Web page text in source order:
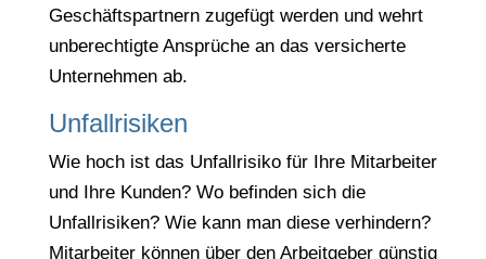
Geschäftspartnern zugefügt werden und wehrt
unberechtigte Ansprüche an das versicherte
Unternehmen ab.
Unfallrisiken
Wie hoch ist das Unfallrisiko für Ihre Mitarbeiter
und Ihre Kunden? Wo befinden sich die
Unfallrisiken? Wie kann man diese verhindern?
Mitarbeiter können über den Arbeitgeber günstig